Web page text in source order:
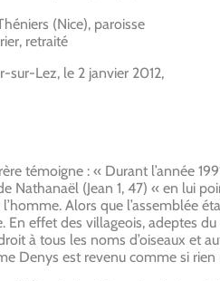
(Nice), paroisse
retraité
sur-Lez, le 2 janvier 2012,
témoigne : « Durant l’année
Nathanaël (Jean 1, 47) « en lui
Alors que l’assemblée
effet des villageois, adeptes du
à tous les noms d’oiseaux et
Denys est revenu comme si rien